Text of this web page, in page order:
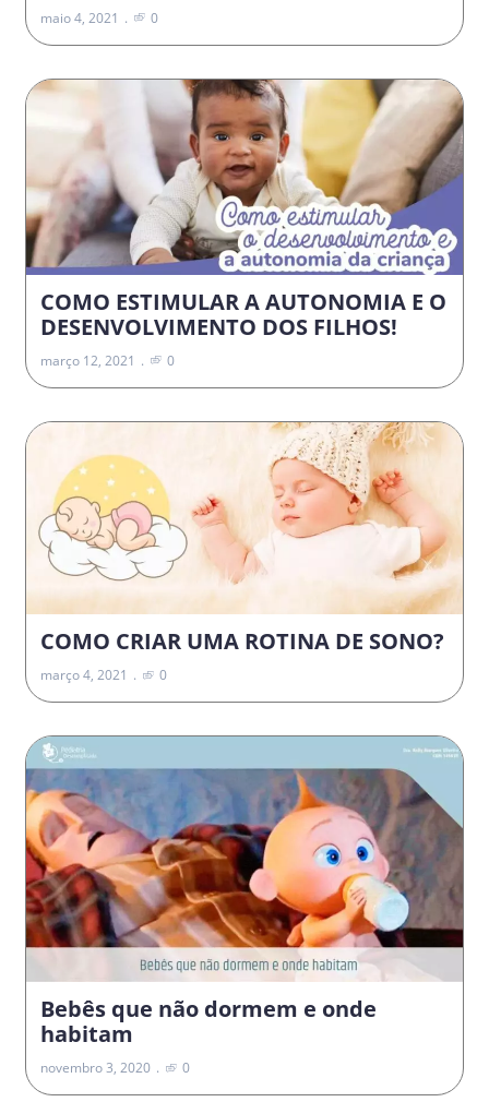
maio 4, 2021 0
COMO ESTIMULAR A AUTONOMIA E O
DESENVOLVIMENTO DOS FILHOS!
março 12, 2021 0
COMO CRIAR UMA ROTINA DE SONO?
março 4, 2021 0
Bebês que não dormem e onde
habitam
novembro 3, 2020 0